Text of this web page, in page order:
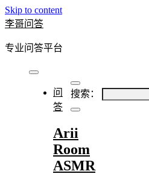
Skip to content
李哥问答
专业问答平台
搜索：
问
答
Arii
Room
ASMR